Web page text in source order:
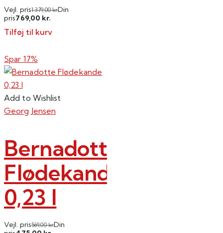
Vejl. pris1.379,00kr.Din
pris769,00 kr.
Tilføj til kurv
Spar 17%
Add to Wishlist
Georg Jensen
Bernadotte
Flødekande
0,23 l
Vejl. pris569,00kr.Din